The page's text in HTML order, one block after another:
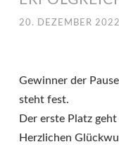
20. DEZEMBER 2022
Gewinner der
steht fest.
Der erste Platz
Herzlichen